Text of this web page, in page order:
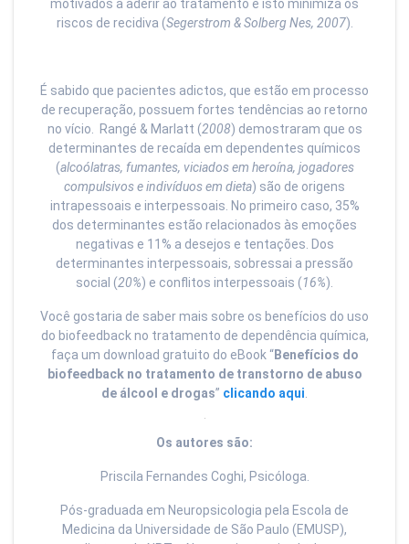
motivados a aderir ao tratamento e isto minimiza os
riscos de recidiva (Segerstrom & Solberg Nes, 2007).
É sabido que pacientes adictos, que estão em processo
de recuperação, possuem fortes tendências ao retorno
no vício. Rangé & Marlatt (2008) demostraram que os
determinantes de recaída em dependentes químicos
(alcoólatras, fumantes, viciados em heroína, jogadores
compulsivos e indivíduos em dieta) são de origens
intrapessoais e interpessoais. No primeiro caso, 35%
dos determinantes estão relacionados às emoções
negativas e 11% a desejos e tentações. Dos
determinantes interpessoais, sobressai a pressão
social (20%) e conflitos interpessoais (16%).
Você gostaria de saber mais sobre os benefícios do uso
do biofeedback no tratamento de dependência química,
faça um download gratuito do eBook “Benefícios do
biofeedback no tratamento de transtorno de abuso
de álcool e drogas” clicando aqui
Os autores são:
Priscila Fernandes Coghi, Psicóloga.
Pós-graduada em Neuropsicologia pela Escola de
Medicina da Universidade de São Paulo (EMUSP),